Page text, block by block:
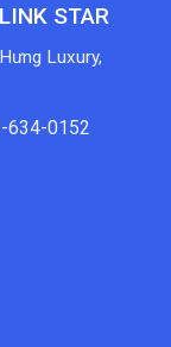
STAR
Luxury,
634-0152